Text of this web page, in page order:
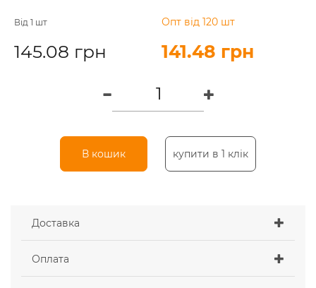
Від 1 шт
145.08 грн
Опт від 120 шт
141.48 грн
В кошик купити в 1 клік
Доставка
Оплата